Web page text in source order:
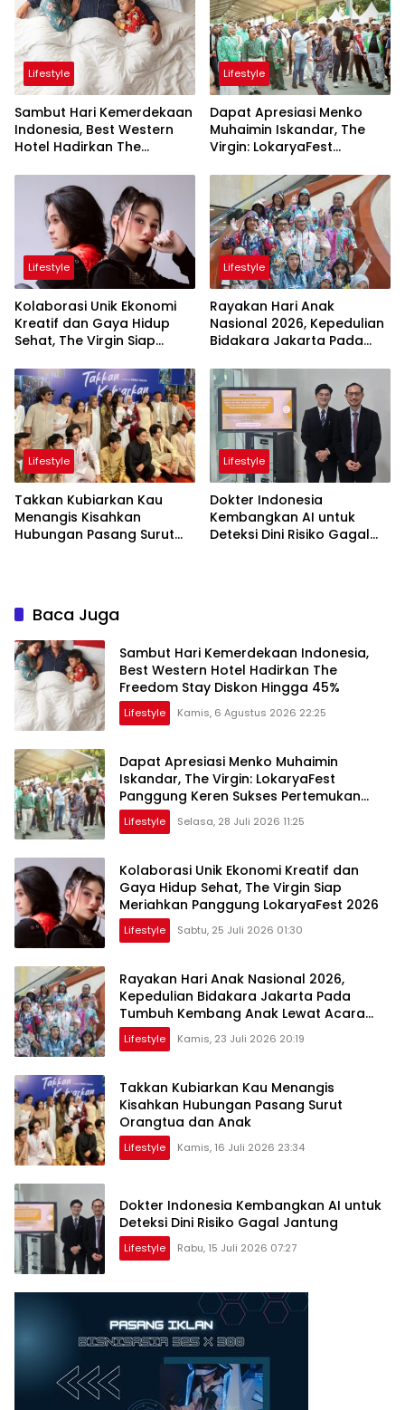
Lifestyle
Sambut Hari Kemerdekaan
Indonesia, Best Western
Hotel Hadirkan The
Hingga 45%
Lifestyle
Dapat Apresiasi Menko
Muhaimin Iskandar, The
Virgin: LokaryaFest
Pertemukan Kolaborasi
Apik
Lifestyle
Kolaborasi Unik Ekonomi
Kreatif dan Gaya Hidup
Sehat, The Virgin Siap
LokaryaFest 2026
Lifestyle
Rayakan Hari Anak
Nasional 2026, Kepedulian
Bidakara Jakarta Pada
Lewat Acara Where Hope
Begins
Lifestyle
Takkan Kubiarkan Kau
Menangis Kisahkan
Hubungan Pasang Surut
Lifestyle
Dokter Indonesia
Kembangkan AI untuk
Deteksi Dini Risiko Gagal
Baca Juga
Sambut Hari Kemerdekaan Indonesia,
Best Western Hotel Hadirkan The
Freedom Stay Diskon Hingga 45%
Lifestyle Kamis, 6 Agustus 2026 22:25
Dapat Apresiasi Menko Muhaimin
Iskandar, The Virgin: LokaryaFest
Panggung Keren Sukses Pertemukan
Kolaborasi Apik
Lifestyle Selasa, 28 Juli 2026 11:25
Kolaborasi Unik Ekonomi Kreatif dan
Gaya Hidup Sehat, The Virgin Siap
Meriahkan Panggung LokaryaFest 2026
Lifestyle Sabtu, 25 Juli 2026 01:30
Rayakan Hari Anak Nasional 2026,
Kepedulian Bidakara Jakarta Pada
Tumbuh Kembang Anak Lewat Acara
Where Hope Begins
Lifestyle Kamis, 23 Juli 2026 20:19
Takkan Kubiarkan Kau Menangis
Kisahkan Hubungan Pasang Surut
Orangtua dan Anak
Lifestyle Kamis, 16 Juli 2026 23:34
Dokter Indonesia Kembangkan AI untuk
Deteksi Dini Risiko Gagal Jantung
Lifestyle Rabu, 15 Juli 2026 07:27